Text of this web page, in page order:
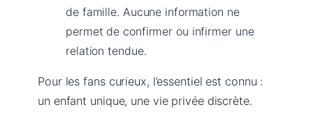
de famille. Aucune information ne
permet de confirmer ou infirmer une
relation tendue.
Pour les fans curieux, l’essentiel est connu :
un enfant unique, une vie privée discrète.